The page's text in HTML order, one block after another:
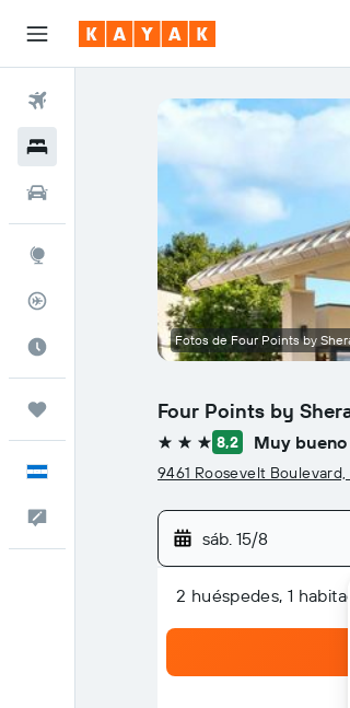
Comentarios
Four Points by
3 estrellas
8,2 Muy bueno
9461 Roosevelt Boulevard,
sáb. 15/8
2 huéspedes, 1
Fotos de Four Points by